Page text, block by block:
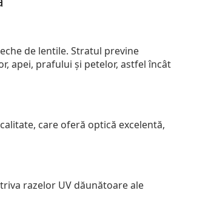
de lentile. Stratul previne
apei, prafului și petelor, astfel încât
care oferă optică excelentă,
razelor UV dăunătoare ale